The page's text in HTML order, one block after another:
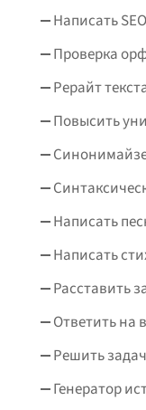
Написать
Проверка
Рерайт
Повысить
Написать
Написать
Расставить
Ответить на
Решить
Генератор